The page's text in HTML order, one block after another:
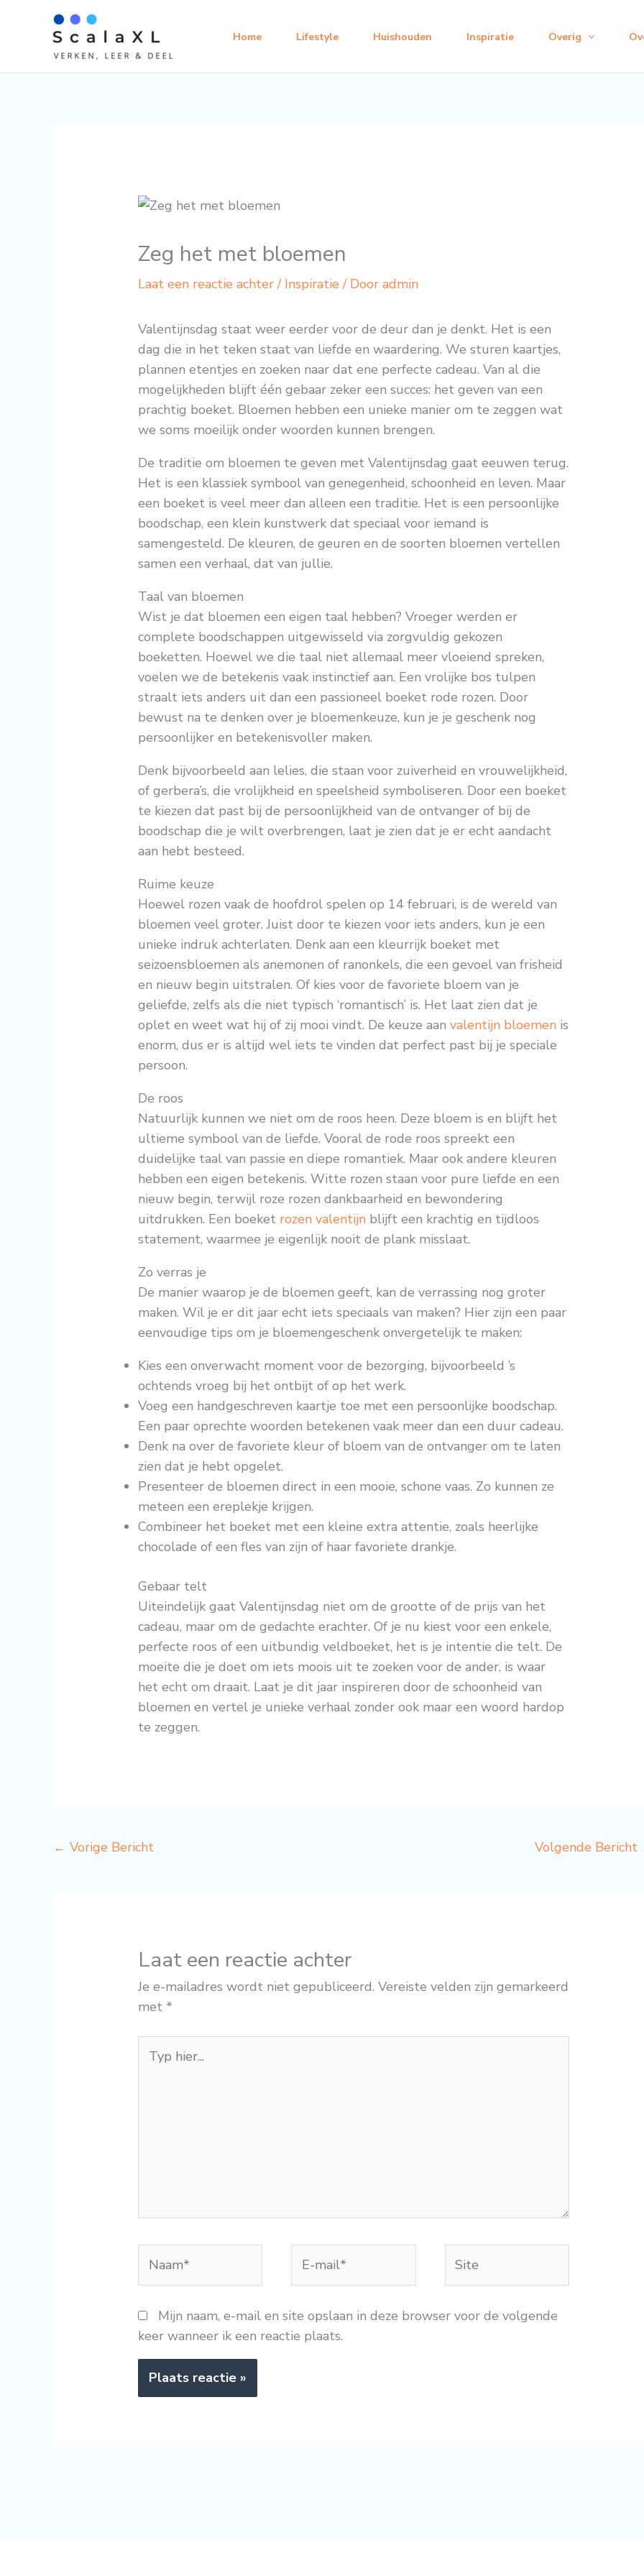
Home Lifestyle Huishouden Inspiratie Overig
Zeg het met bloemen
Laat een reactie achter / Inspiratie / Dooradmin
Valentijnsdag staat weer eerder voor de deur dan je denkt. Het is een
dag die in het teken staat van liefde en waardering. We sturen kaartjes,
plannen etentjes en zoeken naar dat ene perfecte cadeau. Van al die
mogelijkheden blijft één gebaar zeker een succes: het geven van een
prachtig boeket. Bloemen hebben een unieke manier om te zeggen wat
we soms moeilijk onder woorden kunnen brengen.
De traditie om bloemen te geven met Valentijnsdag gaat eeuwen terug.
Het is een klassiek symbool van genegenheid, schoonheid en leven. Maar
een boeket is veel meer dan alleen een traditie. Het is een persoonlijke
boodschap, een klein kunstwerk dat speciaal voor iemand is
samengesteld. De kleuren, de geuren en de soorten bloemen vertellen
samen een verhaal, dat van jullie.
Taal van bloemen
Wist je dat bloemen een eigen taal hebben? Vroeger werden er
complete boodschappen uitgewisseld via zorgvuldig gekozen
boeketten. Hoewel we die taal niet allemaal meer vloeiend spreken,
voelen we de betekenis vaak instinctief aan. Een vrolijke bos tulpen
straalt iets anders uit dan een passioneel boeket rode rozen. Door
bewust na te denken over je bloemenkeuze, kun je je geschenk nog
persoonlijker en betekenisvoller maken.
Denk bijvoorbeeld aan lelies, die staan voor zuiverheid en vrouwelijkheid,
of gerbera’s, die vrolijkheid en speelsheid symboliseren. Door een boeket
te kiezen dat past bij de persoonlijkheid van de ontvanger of bij de
boodschap die je wilt overbrengen, laat je zien dat je er echt aandacht
aan hebt besteed.
Ruime keuze
Hoewel rozen vaak de hoofdrol spelen op 14 februari, is de wereld van
bloemen veel groter. Juist door te kiezen voor iets anders, kun je een
unieke indruk achterlaten. Denk aan een kleurrijk boeket met
seizoensbloemen als anemonen of ranonkels, die een gevoel van frisheid
en nieuw begin uitstralen. Of kies voor de favoriete bloem van je
geliefde, zelfs als die niet typisch ‘romantisch’ is. Het laat zien dat je
oplet en weet wat hij of zij mooi vindt. De keuze aanvalentijn bloemen is
enorm, dus er is altijd wel iets te vinden dat perfect past bij je speciale
persoon.
De roos
Natuurlijk kunnen we niet om de roos heen. Deze bloem is en blijft het
ultieme symbool van de liefde. Vooral de rode roos spreekt een
duidelijke taal van passie en diepe romantiek. Maar ook andere kleuren
hebben een eigen betekenis. Witte rozen staan voor pure liefde en een
nieuw begin, terwijl roze rozen dankbaarheid en bewondering
uitdrukken. Een boeket rozen valentijn blijft een krachtig en tijdloos
statement, waarmee je eigenlijk nooit de plank misslaat.
Zo verras je
De manier waarop je de bloemen geeft, kan de verrassing nog groter
maken. Wil je er dit jaar echt iets speciaals van maken? Hier zijn een paar
eenvoudige tips om je bloemengeschenk onvergetelijk te maken:
Kies een onverwacht moment voor de bezorging, bijvoorbeeld ’s
ochtends vroeg bij het ontbijt of op het werk.
Voeg een handgeschreven kaartje toe met een persoonlijke boodschap.
Een paar oprechte woorden betekenen vaak meer dan een duur cadeau.
Denk na over de favoriete kleur of bloem van de ontvanger om te laten
zien dat je hebt opgelet.
Presenteer de bloemen direct in een mooie, schone vaas. Zo kunnen ze
meteen een ereplekje krijgen.
Combineer het boeket met een kleine extra attentie, zoals heerlijke
chocolade of een fles van zijn of haar favoriete drankje.
Gebaar telt
Uiteindelijk gaat Valentijnsdag niet om de grootte of de prijs van het
cadeau, maar om de gedachte erachter. Of je nu kiest voor een enkele,
perfecte roos of een uitbundig veldboeket, het is je intentie die telt. De
moeite die je doet om iets moois uit te zoeken voor de ander, is waar
het echt om draait. Laat je dit jaar inspireren door de schoonheid van
bloemen en vertel je unieke verhaal zonder ook maar een woord hardop
te zeggen.
← Vorige Bericht Volgende Bericht
Laat een reactie achter
Je e-mailadres wordt niet gepubliceerd. Vereiste velden zijn gemarkeerd
met *
hier...
mail*
Mijn naam, e-mail en site opslaan in deze browser voor de volgende
keer wanneer ik een reactie plaats.